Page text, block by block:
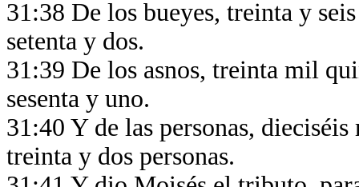
31:38 De los bueyes, treinta y
setenta y dos.
31:39 De los asnos, treinta mil
sesenta y uno.
31:40 Y de las personas,
treinta y dos personas.